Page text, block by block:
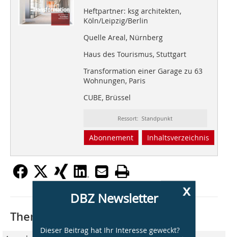
Heftpartner: ksg architekten,
Köln/Leipzig/Berlin
Quelle Areal, Nürnberg
Haus des Tourismus, Stuttgart
Transformation einer Garage zu 63
Wohnungen, Paris
CUBE, Brüssel
Ressort: Standpunkt
Abonnement Inhaltsverzeichnis
x
DBZ Newsletter
Dieser Beitrag hat Ihr Interesse geweckt?
Thematisch passende Artikel: